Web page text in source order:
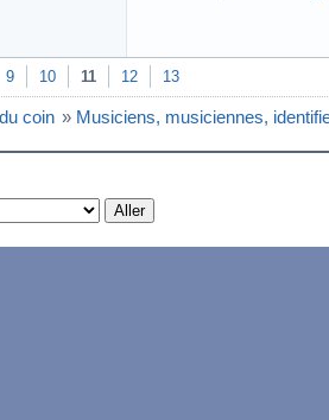
9 10 11 12 13
coin » Musiciens, musiciennes,